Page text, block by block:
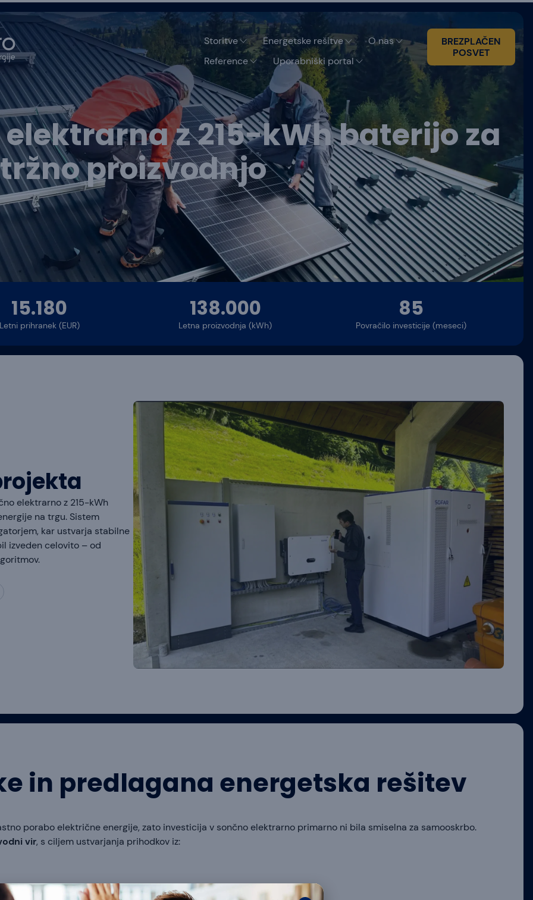
Storitve Energetske rešitve
O nas
Reference
Uporabniški portal
BREZPLAČEN
POSVET
z 215-kWh baterijo za
tržno proizvodnjo
Letni prihranek (EUR)
15.180
Letna proizvodnja (kWh)
138.000
Povračilo investicije (meseci)
85
elektrarno z 215-kWh
na trgu. Sistem
kar ustvarja stabilne
izveden celovito – od
in predlagana energetska rešitev
porabo električne energije, zato investicija v sončno elektrarno primarno ni bila smiselna za samooskrbo.
vir, s ciljem ustvarjanja prihodkov iz:
storitve,